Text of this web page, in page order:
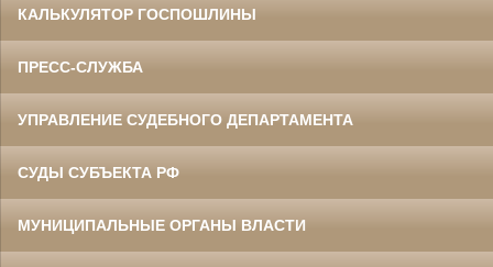
КАЛЬКУЛЯТОР ГОСПОШЛИНЫ
ПРЕСС-СЛУЖБА
УПРАВЛЕНИЕ СУДЕБНОГО ДЕПАРТАМЕНТА
СУДЫ СУБЪЕКТА РФ
МУНИЦИПАЛЬНЫЕ ОРГАНЫ ВЛАСТИ